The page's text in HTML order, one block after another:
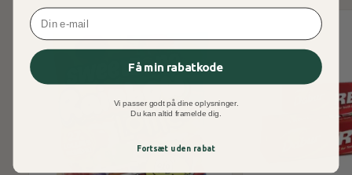
Email
Få min rabatkode
Vi passer godt på dine oplysninger.
Du kan altid framelde dig.
Fortsæt uden rabat